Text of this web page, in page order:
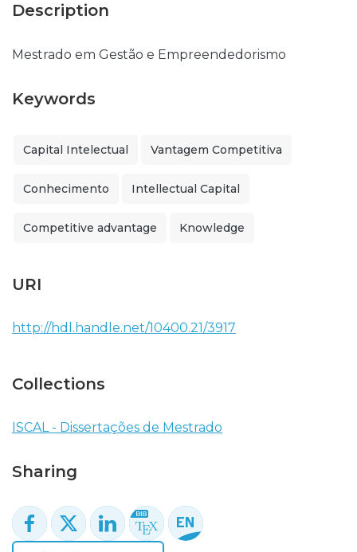
Description
Mestrado em Gestão e Empreendedorismo
Keywords
Capital Intelectual Vantagem Competitiva
Conhecimento Intellectual Capital
Competitive advantage Knowledge
URI
http://hdl.handle.net/10400.21/3917
Collections
ISCAL - Dissertações de Mestrado
Sharing